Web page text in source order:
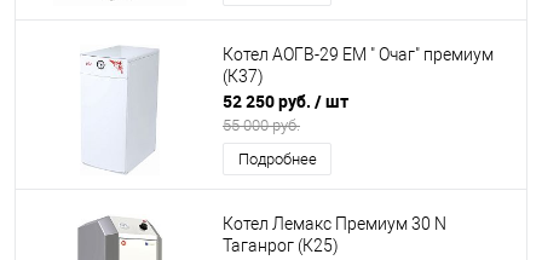
Котел АОГВ-29 ЕМ " Очаг" премиум
(К37)
52 250 руб. / шт
55 000 руб.
Подробнее
Котел Лемакс Премиум 30 N
Таганрог (К25)